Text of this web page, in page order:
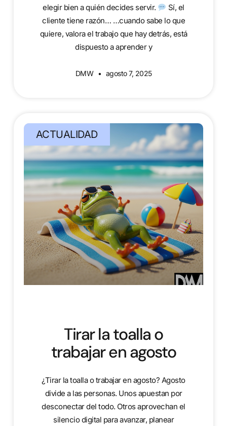
elegir bien a quién decides servir.
Sí, el
cliente tiene razón… …cuando sabe lo que
quiere, valora el trabajo que hay detrás, está
dispuesto a aprender y
DMW agosto 7, 2025
ACTUALIDAD
Tirar la toalla o
trabajar en agosto
¿Tirar la toalla o trabajar en agosto? Agosto
divide a las personas. Unos apuestan por
desconectar del todo. Otros aprovechan el
silencio digital para avanzar, planear